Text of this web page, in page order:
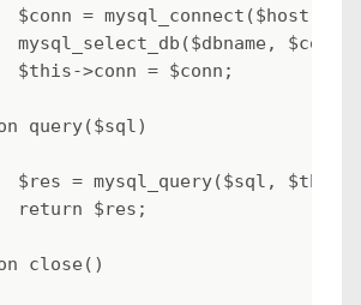
$conn = mysql_connect($host,
mysql_select_db($dbname,
$this->conn = $conn;
query($sql)
$res = mysql_query($sql, $this-
return $res;
close()